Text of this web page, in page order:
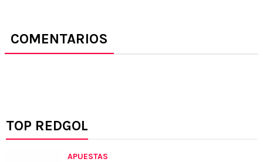
COMENTARIOS
TOP REDGOL
APUESTAS